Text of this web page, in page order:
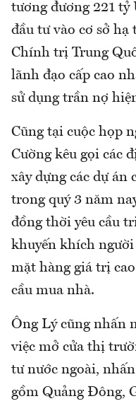
tương đương 221 tỷ
đầu tư vào cơ sở
Chính trị Trung
lãnh đạo cấp cao
sử dụng trần nợ
Cũng tại cuộc họp
Cường kêu gọi các
xây dựng các dự án
trong quý 3 năm
đồng thời yêu cầu
khuyến khích
mặt hàng giá trị
cầu mua nhà.
Ông Lý cũng nhấn
việc mở cửa thị
tư nước ngoài,
gồm Quảng Đông,